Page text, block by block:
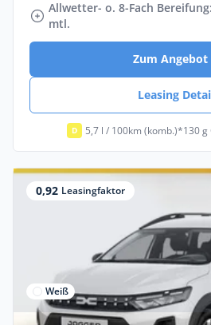
Allwetter- o. 8-Fach
mtl.
Zum Angebot
Leasing
D 5,7 l / 100km (komb.)*130 g
0,92 Leasingfaktor
Weiß